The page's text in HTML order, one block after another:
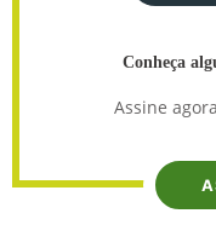
Conheça
Assine